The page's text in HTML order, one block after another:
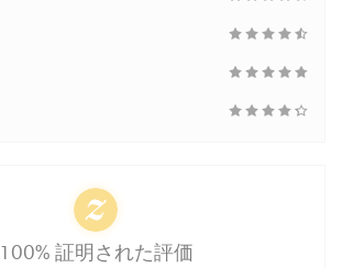
100% 証明された評価